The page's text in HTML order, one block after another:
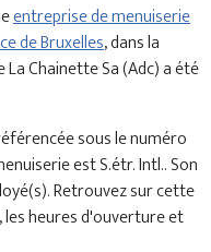
entreprise de menuiserie
de Bruxelles, dans la
Chainette Sa (Adc) a été
sous le numéro
est S.étr. Intl.. Son
Retrouvez sur cette
heures d'ouverture et